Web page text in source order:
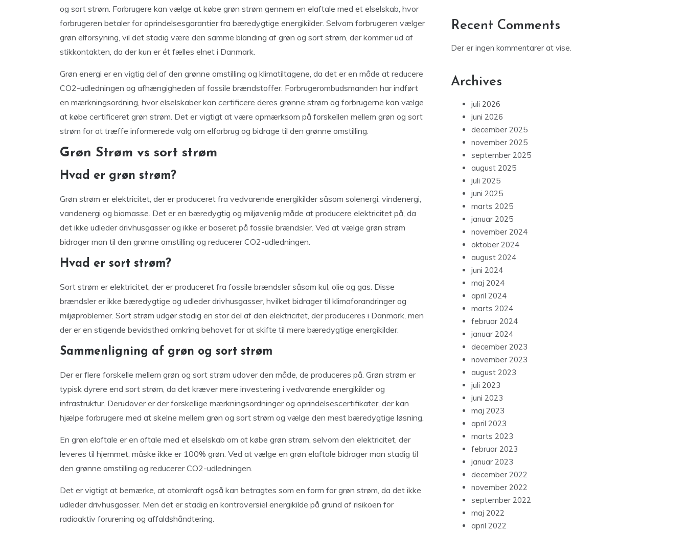
og sort strøm. Forbrugere kan vælge at købe grøn strøm gennem en elaftale med et elselskab, hvor
forbrugeren betaler for oprindelsesgarantier fra bæredygtige energikilder. Selvom forbrugeren vælger
grøn elforsyning, vil det stadig være den samme blanding af grøn og sort strøm, der kommer ud af
stikkontakten, da der kun er ét fælles elnet i Danmark.
Grøn energi er en vigtig del af den grønne omstilling og klimatiltagene, da det er en måde at reducere
CO2-udledningen og afhængigheden af fossile brændstoffer. Forbrugerombudsmanden har indført
en mærkningsordning, hvor elselskaber kan certificere deres grønne strøm og forbrugerne kan vælge
at købe certificeret grøn strøm. Det er vigtigt at være opmærksom på forskellen mellem grøn og sort
strøm for at træffe informerede valg om elforbrug og bidrage til den grønne omstilling.
Grøn Strøm vs sort strøm
Hvad er grøn strøm?
Grøn strøm er elektricitet, der er produceret fra vedvarende energikilder såsom solenergi, vindenergi,
vandenergi og biomasse. Det er en bæredygtig og miljøvenlig måde at producere elektricitet på, da
det ikke udleder drivhusgasser og ikke er baseret på fossile brændsler. Ved at vælge grøn strøm
bidrager man til den grønne omstilling og reducerer CO2-udledningen.
Hvad er sort strøm?
Sort strøm er elektricitet, der er produceret fra fossile brændsler såsom kul, olie og gas. Disse
brændsler er ikke bæredygtige og udleder drivhusgasser, hvilket bidrager til klimaforandringer og
miljøproblemer. Sort strøm udgør stadig en stor del af den elektricitet, der produceres i Danmark, men
der er en stigende bevidsthed omkring behovet for at skifte til mere bæredygtige energikilder.
Sammenligning af grøn og sort strøm
Der er flere forskelle mellem grøn og sort strøm udover den måde, de produceres på. Grøn strøm er
typisk dyrere end sort strøm, da det kræver mere investering i vedvarende energikilder og
infrastruktur. Derudover er der forskellige mærkningsordninger og oprindelsescertifikater, der kan
hjælpe forbrugere med at skelne mellem grøn og sort strøm og vælge den mest bæredygtige løsning.
En grøn elaftale er en aftale med et elselskab om at købe grøn strøm, selvom den elektricitet, der
leveres til hjemmet, måske ikke er 100% grøn. Ved at vælge en grøn elaftale bidrager man stadig til
den grønne omstilling og reducerer CO2-udledningen.
Det er vigtigt at bemærke, at atomkraft også kan betragtes som en form for grøn strøm, da det ikke
udleder drivhusgasser. Men det er stadig en kontroversiel energikilde på grund af risikoen for
radioaktiv forurening og affaldshåndtering.
Recent Comments
Der er ingen kommentarer at vise.
Archives
juli 2026
juni 2026
december 2025
november 2025
september 2025
august 2025
juli 2025
juni 2025
marts 2025
januar 2025
november 2024
oktober 2024
august 2024
juni 2024
maj 2024
april 2024
marts 2024
februar 2024
januar 2024
december 2023
november 2023
august 2023
juli 2023
juni 2023
maj 2023
april 2023
marts 2023
februar 2023
januar 2023
december 2022
november 2022
september 2022
maj 2022
april 2022